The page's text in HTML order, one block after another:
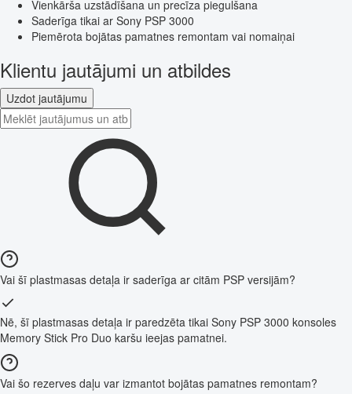
Vienkārša uzstādīšana un precīza piegulšana
Saderīga tikai ar Sony PSP 3000
Piemērota bojātas pamatnes remontam vai nomaiņai
Klientu jautājumi un atbildes
Uzdot jautājumu
Vai šī plastmasas detaļa ir saderīga ar citām PSP versijām?
Nē, šī plastmasas detaļa ir paredzēta tikai Sony PSP 3000 konsoles
Memory Stick Pro Duo karšu ieejas pamatnei.
Vai šo rezerves daļu var izmantot bojātas pamatnes remontam?